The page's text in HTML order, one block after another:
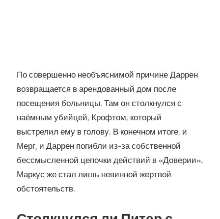
По совершенно необъяснимой причине Даррен
возвращается в арендованный дом после
посещения больницы. Там он столкнулся с
наёмным убийцей, Крофтом, который
выстрелил ему в голову. В конечном итоге, и
Мерг, и Даррен погибли из-за собственной
бессмысленной цепочки действий в «Доверии».
Маркус же стал лишь невинной жертвой
обстоятельств.